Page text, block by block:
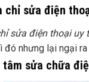
chỉ sửa điện
sửa điện thoại uy
đó nhưng lại ngại ra
sửa chữa